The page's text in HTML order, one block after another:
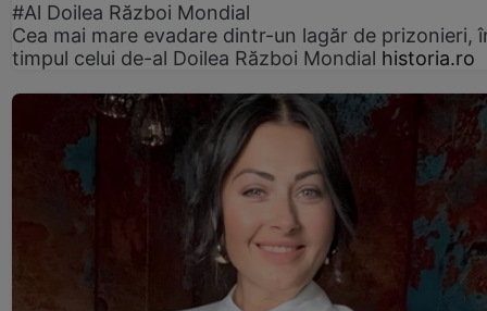
#Al Doilea Război Mondial
Cea mai mare evadare dintr-un lagăr de prizonieri,
timpul celui de-al Doilea Război Mondial historia.ro